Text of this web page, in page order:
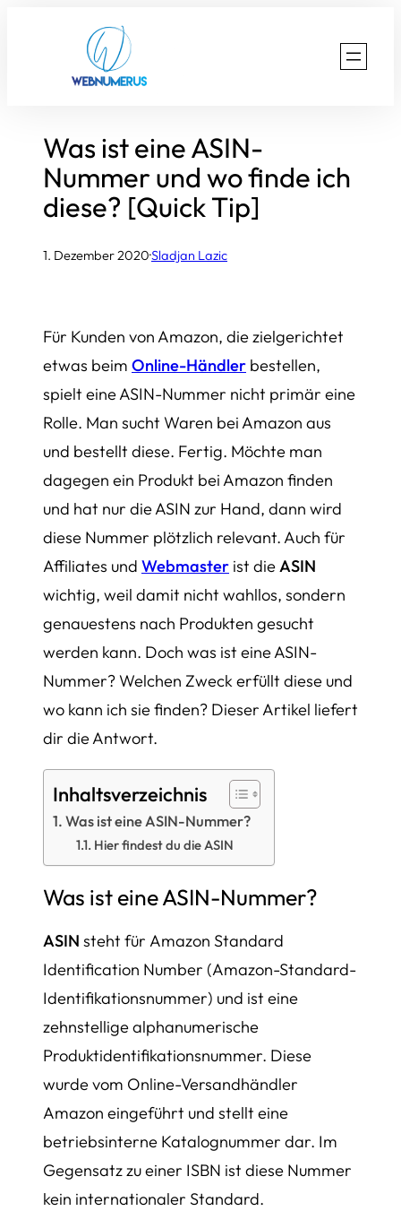
Was ist eine ASIN-
Nummer und wo finde ich
diese? [Quick Tip]
1. Dezember 2020·Sladjan Lazic
Für Kunden von Amazon, die zielgerichtet
etwas beim Online-Händler bestellen,
spielt eine ASIN-Nummer nicht primär eine
Rolle. Man sucht Waren bei Amazon aus
und bestellt diese. Fertig. Möchte man
dagegen ein Produkt bei Amazon finden
und hat nur die ASIN zur Hand, dann wird
diese Nummer plötzlich relevant. Auch für
Affiliates und Webmaster ist dieASIN
wichtig, weil damit nicht wahllos, sondern
genauestens nach Produkten gesucht
werden kann. Doch was ist eine ASIN-
Nummer? Welchen Zweck erfüllt diese und
wo kann ich sie finden? Dieser Artikel liefert
dir die Antwort.
Inhaltsverzeichnis
Was ist eine ASIN-Nummer?
Hier findest du die ASIN
Was ist eine ASIN-Nummer?
ASIN steht für Amazon Standard
Identification Number (Amazon-Standard-
Identifikationsnummer) und ist eine
zehnstellige alphanumerische
Produktidentifikationsnummer. Diese
wurde vom Online-Versandhändler
Amazon eingeführt und stellt eine
betriebsinterne Katalognummer dar. Im
Gegensatz zu einer ISBN ist diese Nummer
kein internationaler Standard.